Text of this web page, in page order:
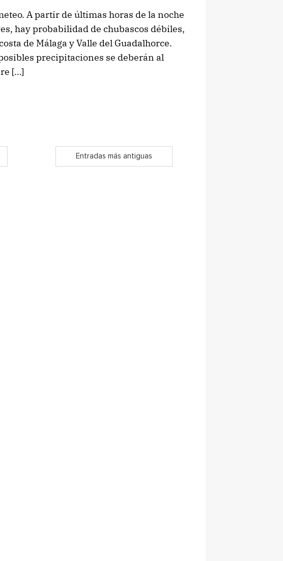
A partir de últimas horas de la noche
hay probabilidad de chubascos débiles,
de Málaga y Valle del Guadalhorce.
precipitaciones se deberán al
[…]
Entradas más antiguas